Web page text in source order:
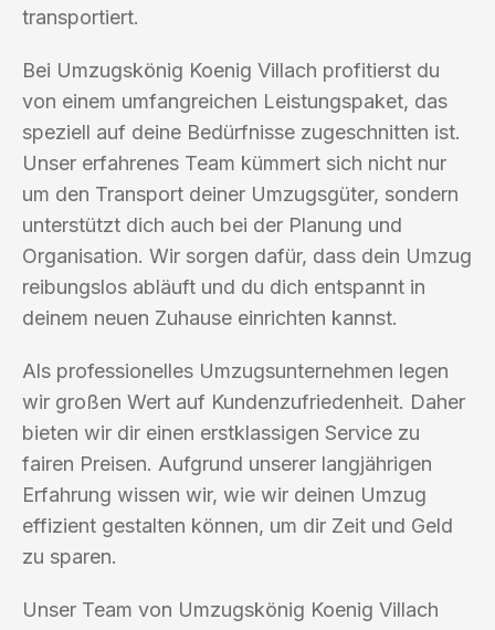
transportiert.
Bei Umzugskönig Koenig Villach profitierst du
von einem umfangreichen Leistungspaket, das
speziell auf deine Bedürfnisse zugeschnitten ist.
Unser erfahrenes Team kümmert sich nicht nur
um den Transport deiner Umzugsgüter, sondern
unterstützt dich auch bei der Planung und
Organisation. Wir sorgen dafür, dass dein Umzug
reibungslos abläuft und du dich entspannt in
deinem neuen Zuhause einrichten kannst.
Als professionelles Umzugsunternehmen legen
wir großen Wert auf Kundenzufriedenheit. Daher
bieten wir dir einen erstklassigen Service zu
fairen Preisen. Aufgrund unserer langjährigen
Erfahrung wissen wir, wie wir deinen Umzug
effizient gestalten können, um dir Zeit und Geld
zu sparen.
Unser Team von Umzugskönig Koenig Villach